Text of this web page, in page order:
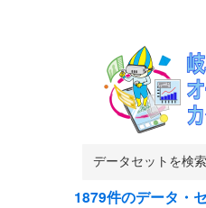
1879件のデータ・